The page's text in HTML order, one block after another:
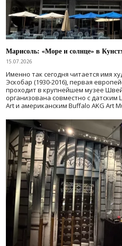
Марисоль: «Море и солнце» в
15.07.2026
Именно так сегодня читается имя
Эскобар (1930-2016), первая
проходит в крупнейшем музее
организована совместно с датским
Art и американским Buffalo AKG Art